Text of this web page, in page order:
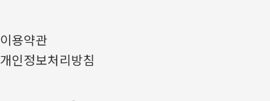
이용약관
개인정보처리방침